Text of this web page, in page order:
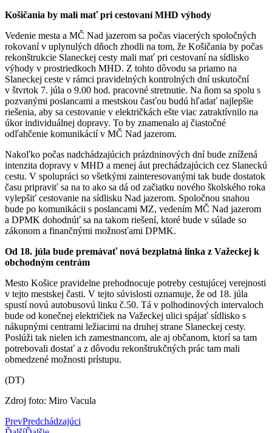
Košičania by mali mať pri cestovaní MHD výhody
Vedenie mesta a MČ Nad jazerom sa počas viacerých spoločných
rokovaní v uplynulých dňoch zhodli na tom, že Košičania by počas
rekonštrukcie Slaneckej cesty mali mať pri cestovaní na sídlisko
výhody v prostriedkoch MHD. Z tohto dôvodu sa priamo na
Slaneckej ceste v rámci pravidelných kontrolných dní uskutoční
v štvrtok 7. júla o 9.00 hod. pracovné stretnutie. Na ňom sa spolu s
pozvanými poslancami a mestskou časťou budú hľadať najlepšie
riešenia, aby sa cestovanie v električkách ešte viac zatraktívnilo na
úkor individuálnej dopravy. To by znamenalo aj čiastočné
odľahčenie komunikácií v MČ Nad jazerom.
Nakoľko počas nadchádzajúcich prázdninových dní bude znížená
intenzita dopravy v MHD a menej áut prechádzajúcich cez Slaneckú
cestu. V spolupráci so všetkými zainteresovanými tak bude dostatok
času pripraviť sa na to ako sa dá od začiatku nového školského roka
vylepšiť cestovanie na sídlisku Nad jazerom. Spoločnou snahou
bude po komunikácii s poslancami MZ, vedením MČ Nad jazerom
a DPMK dohodnúť sa na takom riešení, ktoré bude v súlade so
zákonom a finančnými možnosťami DPMK.
Od 18. júla bude premávať nová bezplatná linka z Važeckej k
obchodným centrám
Mesto Košice pravidelne prehodnocuje potreby cestujúcej verejnosti
v tejto mestskej časti. V tejto súvislosti oznamuje, že od 18. júla
spustí novú autobusovú linku č.50. Tá v polhodinových intervaloch
bude od konečnej električiek na Važeckej ulici spájať sídlisko s
nákupnými centrami ležiacimi na druhej strane Slaneckej cesty.
Poslúži tak nielen ich zamestnancom, ale aj občanom, ktorí sa tam
potrebovali dostať a z dôvodu rekonštrukčných prác tam mali
obmedzené možnosti prístupu.
(DT)
Zdroj foto: Miro Vacula
PrevPredchádzajúci